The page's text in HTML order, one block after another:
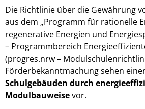
Die Richtlinie über die Gewährung
aus dem „Programm für rationelle
regenerative Energien und
– Programmbereich
(progres.nrw –
Förderbekanntmachung sehen
Schulgebäuden durch
Modulbauweisevor.